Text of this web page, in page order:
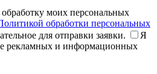
обработку моих персональных
обработки персональных
для отправки заявки.
Я
рекламных и информационных